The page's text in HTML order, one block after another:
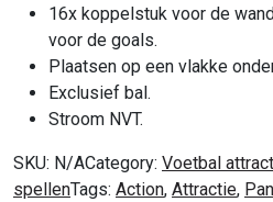
16x koppelstuk voor de
voor de goals.
Plaatsen op een vlakke
Exclusief bal.
Stroom NVT.
SKU: N/ACategory: Voetbal
spellenTags: Action, Attractie,